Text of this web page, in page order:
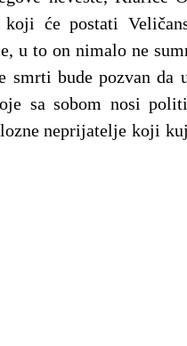
će postati
u to on nimalo ne
smrti bude pozvan da
sa sobom nosi
neprijatelje koji